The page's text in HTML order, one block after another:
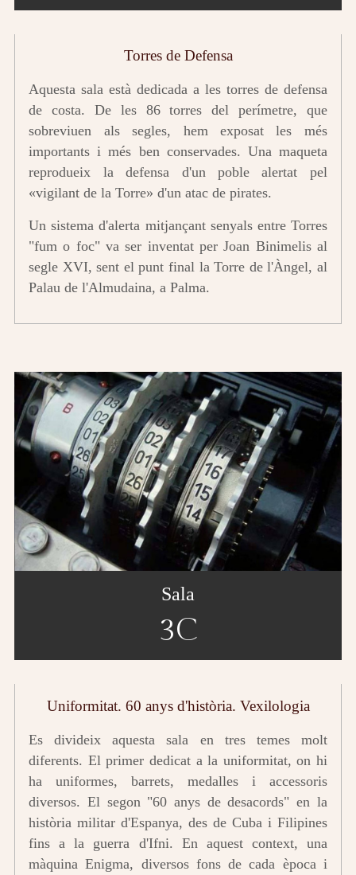
Torres de Defensa
Aquesta sala està dedicada a les torres de defensa
de costa. De les 86 torres del perímetre, que
sobreviuen als segles, hem exposat les més
importants i més ben conservades. Una maqueta
reprodueix la defensa d'un poble alertat pel
«vigilant de la Torre» d'un atac de pirates.
Un sistema d'alerta mitjançant senyals entre Torres
"fum o foc" va ser inventat per Joan Binimelis al
segle XVI, sent el punt final la Torre de l'Àngel, al
Palau de l'Almudaina, a Palma.
Sala
3C
Uniformitat. 60 anys d'història. Vexilologia
Es divideix aquesta sala en tres temes molt
diferents. El primer dedicat a la uniformitat, on hi
ha uniformes, barrets, medalles i accessoris
diversos. El segon "60 anys de desacords" en la
història militar d'Espanya, des de Cuba i Filipines
fins a la guerra d'Ifni. En aquest context, una
màquina Enigma, diversos fons de cada època i